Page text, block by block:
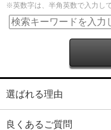
※英数字は、半角英数で入力し
選ばれる理由
良くあるご質問